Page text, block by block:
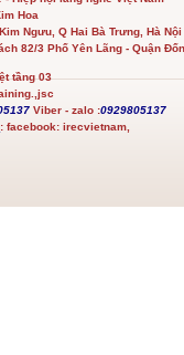
Hoa
Ngưu, Q Hai Bà Trưng, Hà Nội
82/3 Phố Yên Lãng - Quận
tầng 03
Viber - zalo :0929805137
:facebook: irecvietnam,